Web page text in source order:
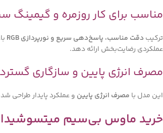
مناسب برای کار روزمره و گیمینگ
ترکیب دقت مناسب، پاسخ‌دهی سریع و نورپردازی RGB
عملکردی رضایت‌بخش ارائه دهد.
مصرف انرژی پایین و سازگاری
این مدل با مصرف انرژی پایین و عملکرد پایدار طراحی
خرید ماوس بی‌سیم میتسوشیدا KC-W618R در ایلیا کامپیوتر مشهد